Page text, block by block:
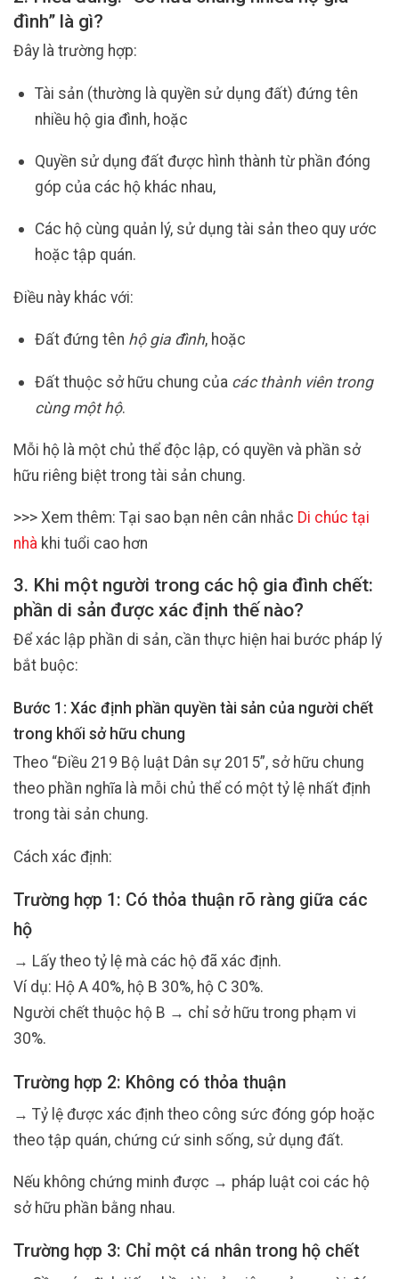
đình” là gì?
Đây là trường hợp:
Tài sản (thường là quyền sử dụng đất) đứng tên
nhiều hộ gia đình, hoặc
Quyền sử dụng đất được hình thành từ phần đóng
góp của các hộ khác nhau,
Các hộ cùng quản lý, sử dụng tài sản theo quy ước
hoặc tập quán.
Điều này khác với:
Đất đứng tên hộ gia đình, hoặc
Đất thuộc sở hữu chung của các thành viên trong
cùng một hộ.
Mỗi hộ là một chủ thể độc lập, có quyền và phần sở
hữu riêng biệt trong tài sản chung.
>>> Xem thêm: Tại sao bạn nên cân nhắc Di chúc tại
nhà khi tuổi cao hơn
3. Khi một người trong các hộ gia đình chết:
phần di sản được xác định thế nào?
Để xác lập phần di sản, cần thực hiện hai bước pháp lý
bắt buộc:
Bước 1: Xác định phần quyền tài sản của người chết
trong khối sở hữu chung
Theo “Điều 219 Bộ luật Dân sự 2015”, sở hữu chung
theo phần nghĩa là mỗi chủ thể có một tỷ lệ nhất định
trong tài sản chung.
Cách xác định:
Trường hợp 1: Có thỏa thuận rõ ràng giữa các
hộ
→ Lấy theo tỷ lệ mà các hộ đã xác định.
Ví dụ: Hộ A 40%, hộ B 30%, hộ C 30%.
Người chết thuộc hộ B → chỉ sở hữu trong phạm vi
30%.
Trường hợp 2: Không có thỏa thuận
→ Tỷ lệ được xác định theo công sức đóng góp hoặc
theo tập quán, chứng cứ sinh sống, sử dụng đất.
Nếu không chứng minh được → pháp luật coi các hộ
sở hữu phần bằng nhau.
Trường hợp 3: Chỉ một cá nhân trong hộ chết